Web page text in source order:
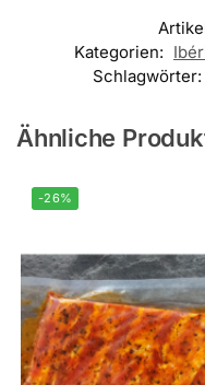
Kategorien:
Schlagwörter:
Ähnliche
-26%